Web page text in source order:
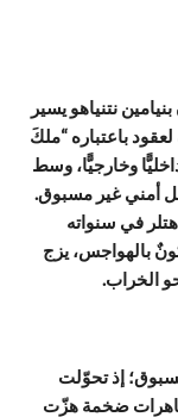
نتنياهو يسير
باعتباره “ملكَ
وخارجيًّا، وسط
أمني غير مسبوق.
هتلر في سنواته
بالهواجس، يزج
الخراب.
إذ تحوّلت
ضخمة هزّت